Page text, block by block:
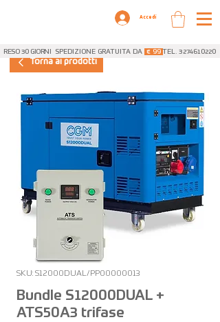
Accedi
RESO 30 GIORNI SPEDIZIONE GRATUITA DA € 99TEL. 3274610220
Torna ai prodotti
SKU: S12000DUAL/PP00000013
Bundle S12000DUAL +
ATS50A3 trifase